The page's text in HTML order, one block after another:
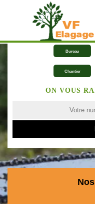
Bureau
Chantier
ON VOUS